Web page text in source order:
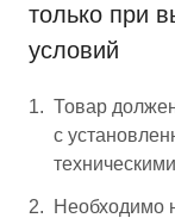
только при
условий
Товар
с
Необходимо